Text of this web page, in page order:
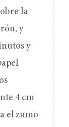
la
y
y
4 cm
el zumo